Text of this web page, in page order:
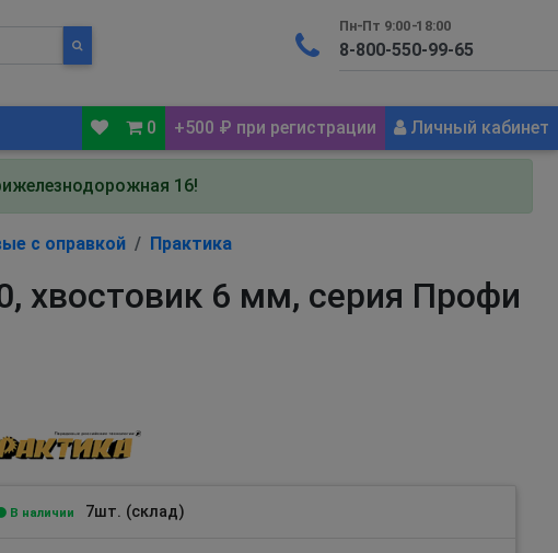
Пн-Пт 9:00-18:00
0 +500 ₽ при регистрации Личный кабинет
16!
с оправкой Практика
хвостовик 6 мм, серия Профи
В наличии 7шт. (склад)